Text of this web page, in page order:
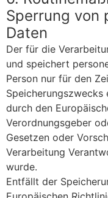
Sperrung von
Daten
Der für die
und speichert
Person nur für den
durch den
Verordnungsgeber
Gesetzen oder
Verarbeitung
wurde.
Entfällt der